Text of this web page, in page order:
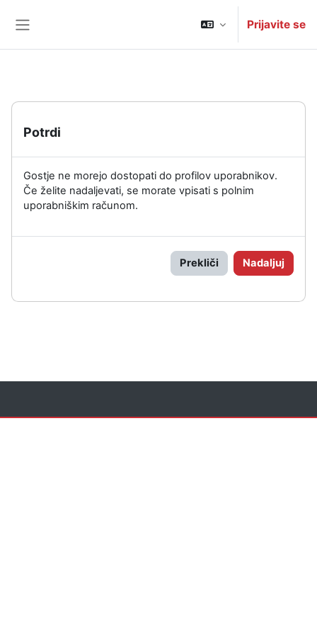
Prijavite se
Potrdi
Gostje ne morejo dostopati do profilov uporabnikov.
Če želite nadaljevati, se morate vpisati s polnim
uporabniškim računom.
Prekliči Nadaljuj